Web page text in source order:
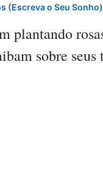
(Escreva o Seu Sonho)
plantando
sobre